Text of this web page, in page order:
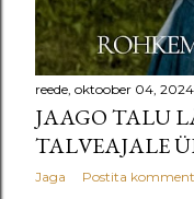
reede, oktoober 04, 2024
JAAGO TALU
TALVEAJALE
Jaga Postita